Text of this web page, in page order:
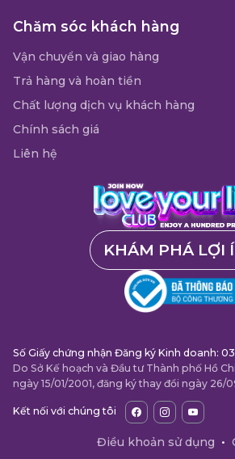
Chăm sóc khách hàng
Vận chuyển và giao hàng
Trả hàng và hoàn tiền
Chất lượng dịch vụ khách hàng
Chính sách giá
Liên hệ
KHÁM PHÁ LỢI
Số Giấy chứng nhận Đăng ký Kinh doanh:
Do Sở Kế hoạch và Đầu tư Thành phố Hồ
ngày 15/01/2001, đăng ký thay đổi ngày 26/
Kết nối với chúng tôi
Điều khoản sử dụng •